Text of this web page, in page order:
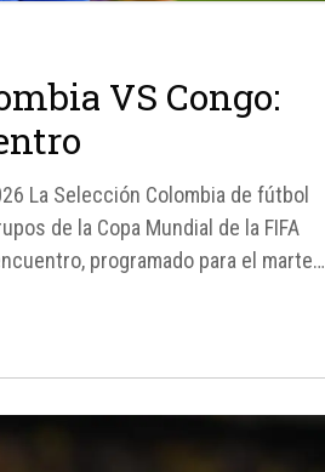
VS Congo:
La Selección Colombia de fútbol
de la Copa Mundial de la FIFA
programado para el martes